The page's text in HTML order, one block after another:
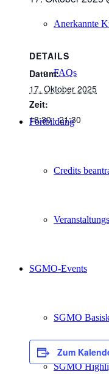
Anerkannte
FAQs
Fortbildung
Credits
SGMO-Events
SGMO
SGMO
DETAILS
Datum:
17. Oktober 2025
Zeit:
18:30 - 21:30
Zum